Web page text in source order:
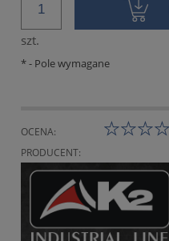
szt.
*- Pole wymagane
OCENA:
PRODUCENT: